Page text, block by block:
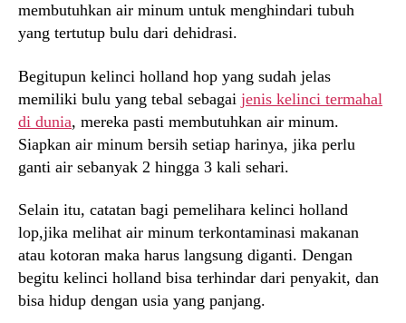
membutuhkan air minum untuk menghindari tubuh
yang tertutup bulu dari dehidrasi.
Begitupun kelinci holland hop yang sudah jelas
memiliki bulu yang tebal sebagai jenis kelinci termahal
di dunia, mereka pasti membutuhkan air minum.
Siapkan air minum bersih setiap harinya, jika perlu
ganti air sebanyak 2 hingga 3 kali sehari.
Selain itu, catatan bagi pemelihara kelinci holland
lop,jika melihat air minum terkontaminasi makanan
atau kotoran maka harus langsung diganti. Dengan
begitu kelinci holland bisa terhindar dari penyakit, dan
bisa hidup dengan usia yang panjang.